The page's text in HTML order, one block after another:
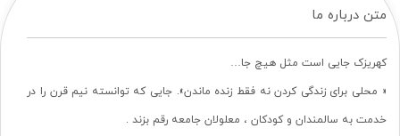
متن درباره ما
کهریزک جایی است مثل هیچ جا…
« محلی برای زندگی کردن نه فقط زنده ماندن». جایی که توانسته نیم قرن را در
خدمت به سالمندان و کودکان ، معلولان جامعه رقم بزند .